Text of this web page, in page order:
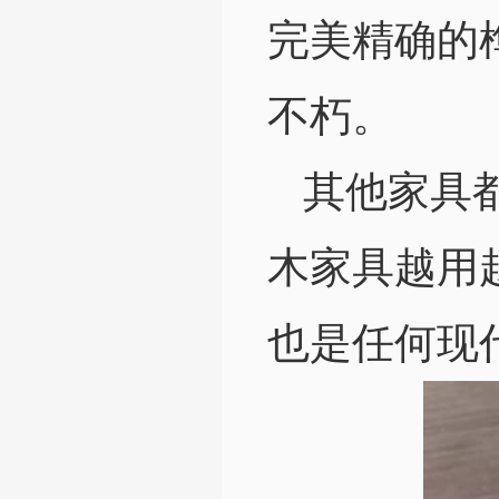
完美精确的
不朽。
其他家具
木家具越用
也是任何现